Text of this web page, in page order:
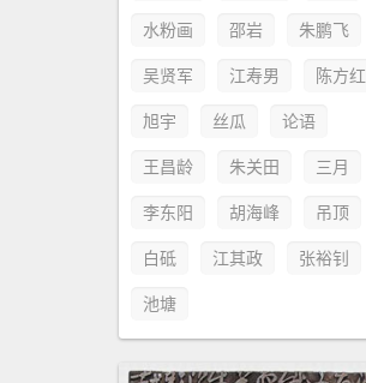
水粉画 邵岩 朱鹏飞
吴贤军 江寿男 陈方红
旭宇 丝瓜 论语
王昌龄 朱关田 三月
李东阳 胡海峰 吊顶
白砥 江其政 张裕钊
池塘